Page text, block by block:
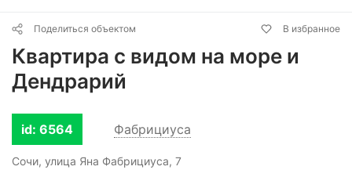
Поделиться объектом В избранное
Квартира с видом на море и
Дендрарий
id: 6564 Фабрициуса
Сочи, улица Яна Фабрициуса, 7